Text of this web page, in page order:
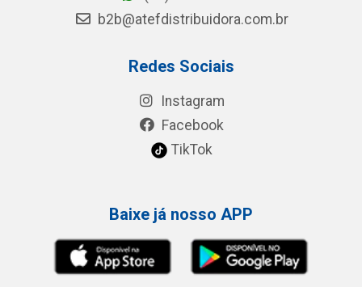
b2b@atefdistribuidora.com.br
Redes Sociais
Instagram
Facebook
TikTok
Baixe já nosso APP